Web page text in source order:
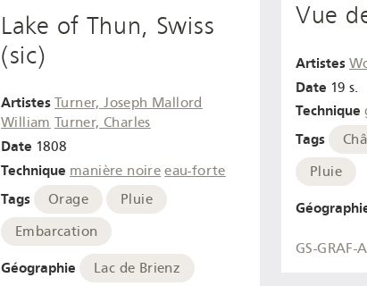
Lake of Thun, Swiss
(sic)
Artistes Turner, Joseph Mallord
William Turner, Charles
Date 1808
Technique manière noire eau-forte
Tags Orage
Pluie
Embarcation
Géographie Lac de Brienz
Vue
Artistes
Date 19 s.
Technique
Tags
Pluie
GS-GRAF-